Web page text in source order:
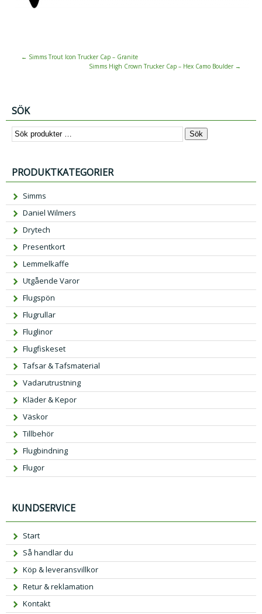
← Simms Trout Icon Trucker Cap – Granite
Simms High Crown Trucker Cap – Hex Camo Boulder →
SÖK
Sök
PRODUKTKATEGORIER
Simms
Daniel Wilmers
Drytech
Presentkort
Lemmelkaffe
Utgående Varor
Flugspön
Flugrullar
Fluglinor
Flugfiskeset
Tafsar & Tafsmaterial
Vadarutrustning
Kläder & Kepor
Väskor
Tillbehör
Flugbindning
Flugor
KUNDSERVICE
Start
Så handlar du
Köp & leveransvillkor
Retur & reklamation
Kontakt